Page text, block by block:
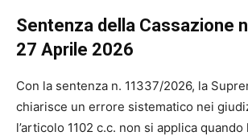
Sentenza della Cassazione
27 Aprile 2026
Con la sentenza n. 11337/2026, la
chiarisce un errore sistematico nei
l’articolo 1102 c.c. non si applica